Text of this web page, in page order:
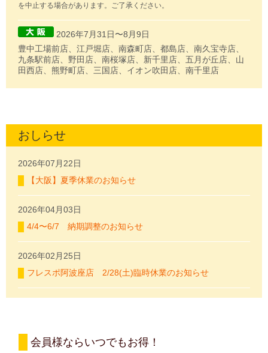
を中止する場合があります。ご了承ください。
2026年7月31日〜8月9日
豊中工場前店、江戸堀店、南森町店、都島店、南久宝寺店、
九条駅前店、野田店、南桜塚店、新千里店、五月が丘店、山
田西店、熊野町店、三国店、イオン吹田店、南千里店
おしらせ
2026年07月22日
【大阪】夏季休業のお知らせ
2026年04月03日
4/4〜6/7 納期調整のお知らせ
2026年02月25日
フレスポ阿波座店 2/28(土)臨時休業のお知らせ
会員様ならいつでもお得！